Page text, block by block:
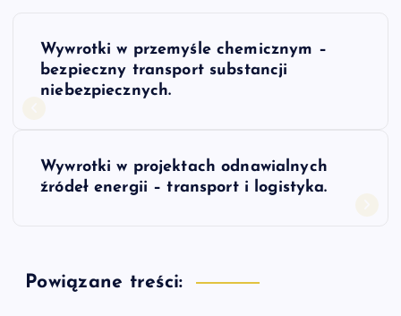
N
c
Wywrotki w przemyśle chemicznym –
bezpieczny transport substancji
niebezpiecznych.
Wywrotki w projektach odnawialnych
źródeł energii – transport i logistyka.
Powiązane treści: